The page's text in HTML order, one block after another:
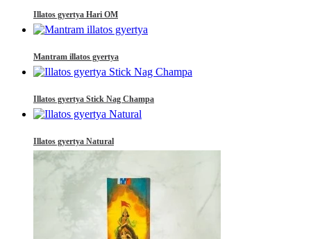
Illatos gyertya Hari OM
Mantram illatos gyertya
Illatos gyertya Stick Nag Champa
Illatos gyertya Natural